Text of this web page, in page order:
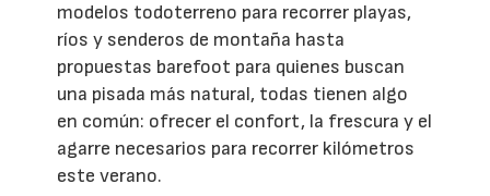
modelos todoterreno para recorrer playas,
ríos y senderos de montaña hasta
propuestas barefoot para quienes buscan
una pisada más natural, todas tienen algo
en común: ofrecer el confort, la frescura y el
agarre necesarios para recorrer kilómetros
este verano.